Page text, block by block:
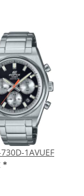
1AVUEF
*